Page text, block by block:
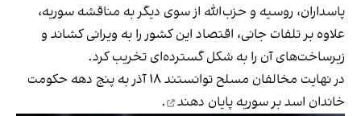
پاسداران، روسیه و حزب‌الله از سوی دیگر به مناقشه سوریه،
علاوه بر تلفات جانی، اقتصاد این کشور را به ویرانی کشاند و
زیرساخت‌های آن را به شکل گسترده‌ای تخریب کرد.
در نهایت مخالفان مسلح توانستند ۱۸ آذر به پنج دهه حکومت
خاندان اسد بر سوریه پایان دهند .